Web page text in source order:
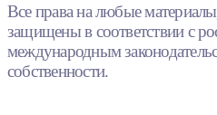
Все права на любые
защищены в соответствии с
международным
собственности.